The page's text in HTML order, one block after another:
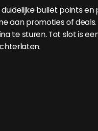
bullet points en
aan promoties of
te sturen. Tot slot is